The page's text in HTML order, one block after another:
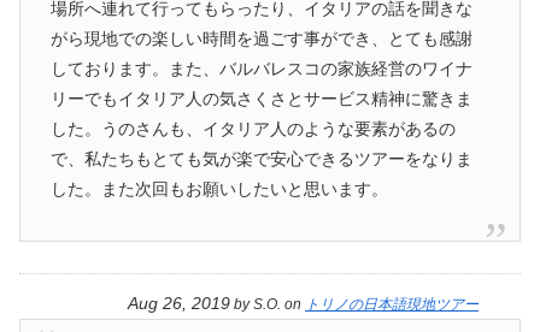
場所へ連れて行ってもらったり、イタリアの話を聞きな
がら現地での楽しい時間を過ごす事ができ、とても感謝
しております。また、バルバレスコの家族経営のワイナ
リーでもイタリア人の気さくさとサービス精神に驚きま
した。うのさんも、イタリア人のような要素があるの
で、私たちもとても気が楽で安心できるツアーをなりま
した。また次回もお願いしたいと思います。
Aug 26, 2019 byS.O. on トリノの日本語現地ツアー